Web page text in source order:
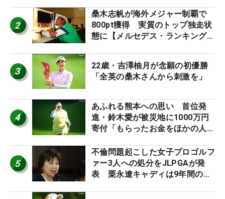
2
桑木志帆が海外メジャー制覇で
800pt獲得 実質のトップ独走状
態に【メルセデス・ランキング番
3
22歳・吉澤柚月が念願の初優勝
「全英の桑木さんから刺激を」
4
あふれる熊本への思い 首位発
進・鈴木愛が被災地に1000万円
寄付「もらったお金をほかの人
5
不倫問題起こした女子プロゴルフ
ァー3人への処分をJLPGAが発
表 栗永遼キャディは9年間の立